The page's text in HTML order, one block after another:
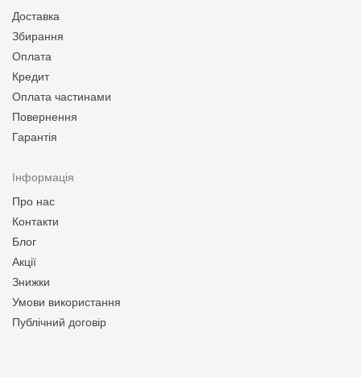
Доставка
Збирання
Оплата
Кредит
Оплата частинами
Повернення
Гарантія
Інформація
Про нас
Контакти
Блог
Акції
Знижки
Умови використання
Публічний договір